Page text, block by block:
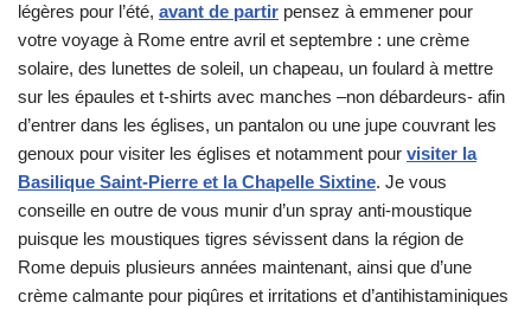
légères pour l’été, avant de partir pensez à emmener pour
votre voyage à Rome entre avril et septembre : une crème
solaire, des lunettes de soleil, un chapeau, un foulard à mettre
sur les épaules et t-shirts avec manches –non débardeurs- afin
d’entrer dans les églises, un pantalon ou une jupe couvrant les
genoux pour visiter les églises et notamment pour visiter la
Basilique Saint-Pierre et la Chapelle Sixtine. Je vous
conseille en outre de vous munir d’un spray anti-moustique
puisque les moustiques tigres sévissent dans la région de
Rome depuis plusieurs années maintenant, ainsi que d’une
crème calmante pour piqûres et irritations et d’antihistaminiques